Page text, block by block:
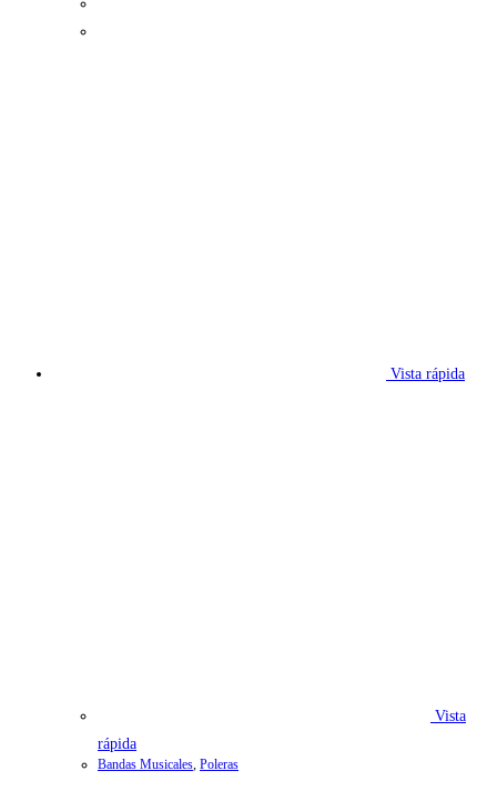
Vista rápida
Vista
rápida
Bandas Musicales Poleras